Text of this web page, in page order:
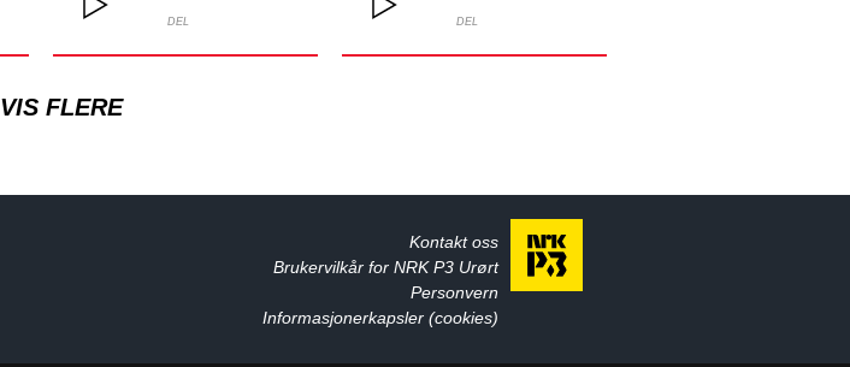
DEL DEL
VIS FLERE
Kontakt oss
Brukervilkår for NRK P3 Urørt
Personvern
Informasjonerkapsler (cookies)